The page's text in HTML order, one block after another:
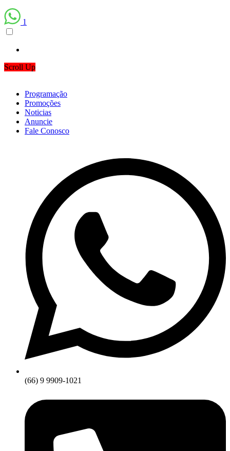
1
Scroll Up
Programação
Promoções
Noticias
Anuncie
Fale Conosco
(66) 9 9909-1021